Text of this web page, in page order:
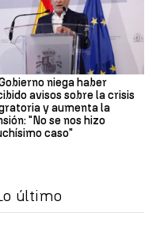
niega haber
avisos sobre la crisis
y aumenta la
"No se nos hizo
caso"
último